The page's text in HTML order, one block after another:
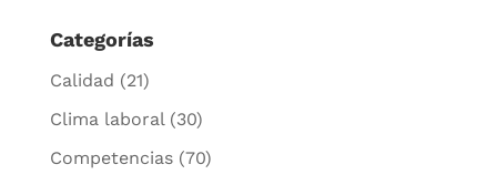
Categorías
Calidad (21)
Clima laboral(30)
Competencias(70)